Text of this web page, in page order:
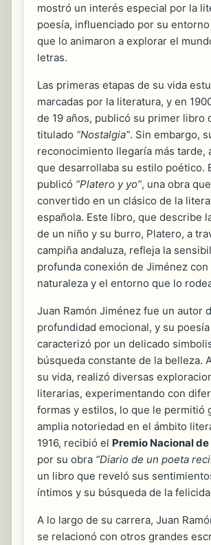
mostró un interés especial por la
poesía, influenciado por su
que lo animaron a explorar el
letras.
Las primeras etapas de su vida
marcadas por la literatura, y en
de 19 años, publicó su primer libro
titulado “Nostalgia”. Sin embargo,
reconocimiento llegaría más tarde,
que desarrollaba su estilo poético.
publicó “Platero y yo”, una obra
convertido en un clásico de la
española. Este libro, que describe
de un niño y su burro, Platero, a
campiña andaluza, refleja la
profunda conexión de Jiménez con
naturaleza y el entorno que lo
Juan Ramón Jiménez fue un autor
profundidad emocional, y su
caracterizó por un delicado
búsqueda constante de la belleza.
su vida, realizó diversas
literarias, experimentando con
formas y estilos, lo que le permitió
amplia notoriedad en el ámbito
1916, recibió el Premio Nacional
por su obra “Diario de un poeta
un libro que reveló sus
íntimos y su búsqueda de la
A lo largo de su carrera, Juan
se relacionó con otros grandes